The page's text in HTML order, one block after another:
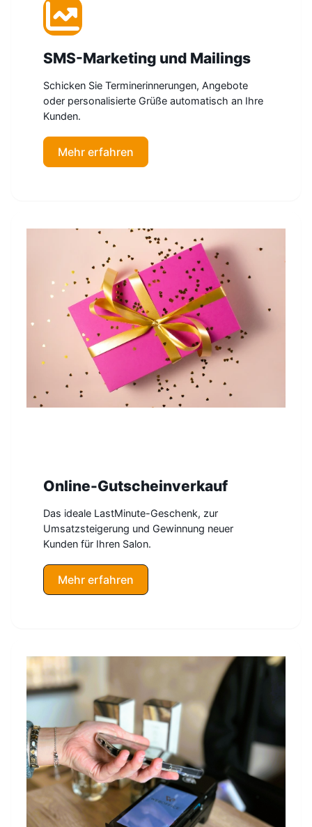
SMS-Marketing und Mailings
Schicken Sie Terminerinnerungen, Angebote
oder personalisierte Grüße automatisch an Ihre
Kunden.
Mehr erfahren
Online-Gutscheinverkauf
Das ideale LastMinute-Geschenk, zur
Umsatzsteigerung und Gewinnung neuer
Kunden für Ihren Salon.
Mehr erfahren